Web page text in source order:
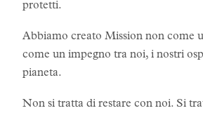
protetti.
Abbiamo creato Mission non come
come un impegno tra noi, i nostri
pianeta.
Non si tratta di restare con noi. Si